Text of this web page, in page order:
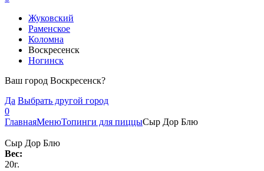
Жуковский
Раменское
Коломна
Воскресенск
Ногинск
Ваш город Воскресенск?
Да Выбрать другой город
0
ГлавнаяМенюТопинги для пиццыСыр Дор Блю
Сыр Дор Блю
Вес:
20г.